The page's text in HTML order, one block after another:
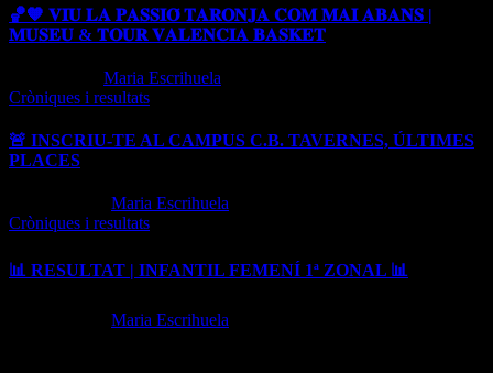
🏀🧡 𝐕𝐈𝐔 𝐋𝐀 𝐏𝐀𝐒𝐒𝐈𝐎́ 𝐓𝐀𝐑𝐎𝐍𝐉𝐀 𝐂𝐎𝐌 𝐌𝐀𝐈 𝐀𝐁𝐀𝐍𝐒 |
𝐌𝐔𝐒𝐄𝐔 & 𝐓𝐎𝐔𝐑 𝐕𝐀𝐋𝐄𝐍𝐂𝐈𝐀 𝐁𝐀𝐒𝐊𝐄𝐓
Maria Escrihuela
Cròniques i resultats
🚨 INSCRIU-TE AL CAMPUS C.B. TAVERNES, ÚLTIMES
PLACES
Maria Escrihuela
Cròniques i resultats
📊 RESULTAT | INFANTIL FEMENÍ 1ª ZONAL 📊
Maria Escrihuela